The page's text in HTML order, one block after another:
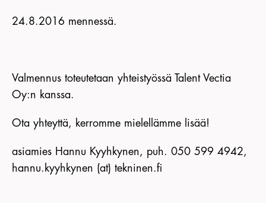
24.8.2016 mennessä.
Valmennus toteutetaan yhteistyössä Talent Vectia
Oy:n kanssa.
Ota yhteyttä, kerromme mielellämme lisää!
asiamies Hannu Kyyhkynen, puh. 050 599 4942,
hannu.kyyhkynen (at) tekninen.fi